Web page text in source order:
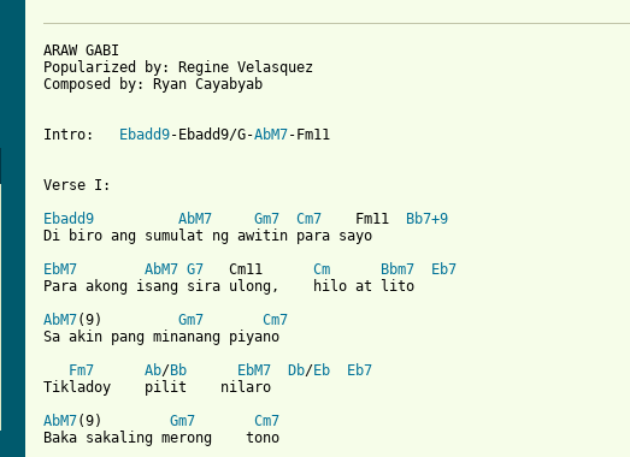
ARAW GABI
Popularized by: Regine Velasquez
Composed by: Ryan Cayabyab
Intro: Ebadd9-Ebadd9/G-AbM7-Fm11
Verse I:
Ebadd9
AbM7 Gm7 Cm7
    Fm11
Bb7+9
Di biro ang sumulat ng awitin para sayo
EbM7
AbM7 G7
   Cm11
Cm Bbm7
Eb7
Para akong isang sira ulong,    hilo at lito
AbM7(9) Gm7
Cm7
Sa akin pang minanang piyano
Fm7
Ab/Bb EbM7 Db/Eb
Eb7
Tikladoy    pilit    nilaro
AbM7(9) Gm7
Cm7
Baka sakaling merong    tono